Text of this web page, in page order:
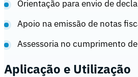
Orientação para envio de
Apoio na emissão de notas
Assessoria no cumprimento
Aplicação e Utilização